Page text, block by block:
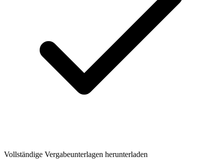
Vollständige Vergabeunterlagen herunterladen